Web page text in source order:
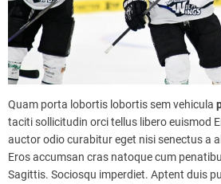
Quam porta lobortis lobortis sem vehicula
taciti sollicitudin orci tellus libero euismod
auctor odio curabitur eget nisi senectus a
Eros accumsan cras natoque cum
Sagittis. Sociosqu imperdiet. Aptent duis